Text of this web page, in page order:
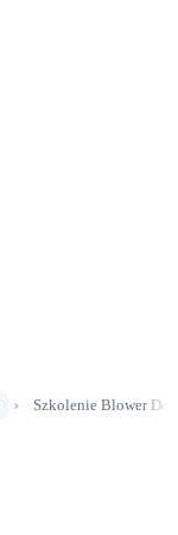
› Szkolenie Blower